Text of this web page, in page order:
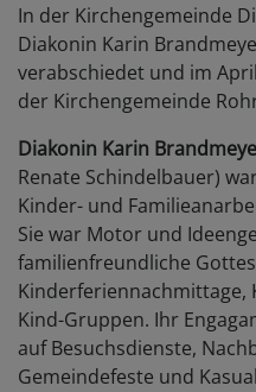
In der Kirchengemeinde
Diakonin Karin
verabschiedet und im
der Kirchengemeinde
Diakonin Karin
Renate Schindelbauer)
Kinder- und
Sie war Motor und
familienfreundliche
Kinderferiennachmittage,
Kind-Gruppen. Ihr
auf Besuchsdienste,
Gemeindefeste und